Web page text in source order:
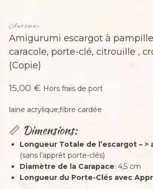
Automne
Amigurumi escargot à
caracole, porte-clé, citrouille ,
(Copie)
15,00 € Hors frais de port
laine acrylique,fibre cardée
📏 Dimensions:
Longueur Totale de l’escargot – >
(sans l’apprêt porte-clés)
Diamètre de la Carapace: 4,5 cm
Longueur du Porte-Clés avec